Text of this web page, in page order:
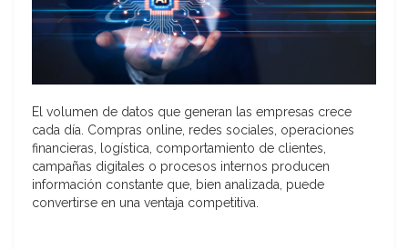
El volumen de datos que generan las empresas crece
cada día. Compras online, redes sociales, operaciones
financieras, logística, comportamiento de clientes,
campañas digitales o procesos internos producen
información constante que, bien analizada, puede
convertirse en una ventaja competitiva.